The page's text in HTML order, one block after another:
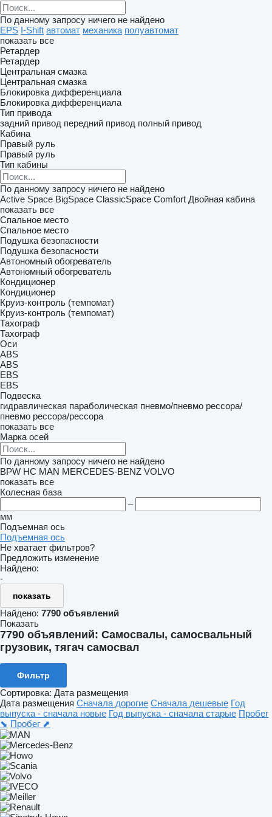
По данному запросу ничего не найдено
EPS I-Shift автомат механика полуавтомат
показать все
Ретардер
Ретардер
Центральная смазка
Центральная смазка
Блокировка дифференциала
Блокировка дифференциала
Тип привода
задний привод передний привод полный привод
Кабина
Правый руль
Правый руль
Тип кабины
По данному запросу ничего не найдено
Active Space BigSpace ClassicSpace Comfort Двойная кабина
показать все
Спальное место
Спальное место
Подушка безопасности
Подушка безопасности
Автономный обогреватель
Автономный обогреватель
Кондиционер
Кондиционер
Круиз-контроль (темпомат)
Круиз-контроль (темпомат)
Тахограф
Тахограф
Оси
ABS
ABS
EBS
EBS
Подвеска
гидравлическая параболическая пневмо/пневмо рессора/
пневмо рессора/рессора
показать все
Марка осей
По данному запросу ничего не найдено
BPW HC MAN MERCEDES-BENZ VOLVO
показать все
Колесная база
–
мм
Подъемная ось
Подъемная ось
Не хватает фильтров?
Предложить изменение
Найдено:
-
показать
Найдено: 7790 объявлений
Показать
7790 объявлений: Самосвалы, самосвальный
грузовик, тягач самосвал
Фильтр
Сортировка: Дата размещения
Дата размещения Сначала дорогие Сначала дешевые Год
выпуска - сначала новые Год выпуска - сначала старые Пробег
⬊ Пробег ⬈